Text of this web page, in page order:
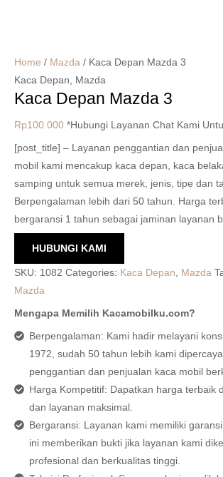
Home / Mazda / Kaca Depan Mazda 3
Kaca Depan, Mazda
Kaca Depan Mazda 3
Rp100.000 *Hubungi Layanan Chat Kami
[post_title] – Layanan penggantian dan
mobil kami mencakup kaca depan, kaca
samping untuk semua merek, jenis, tipe dan
Berpengalaman lebih dari 50 tahun. Harga
bergaransi 1 tahun sebagai jaminan layanan
HUBUNGI KAMI
SKU: 1082 Categories: Kaca Depan, Mazda
Mazda
Mengapa Memilih Kacamobilku.com?
Berpengalaman: Kami hadir melayani
1972, sudah 50 tahun lebih kami
penggantian dan penjualan kaca mobil
Harga Kompetitif: Dapatkan harga terbaik
dan layanan maksimal.
Bergaransi: Layanan kami memiliki
ini memberikan bukti jika layanan kami
profesional dan berkualitas tinggi.